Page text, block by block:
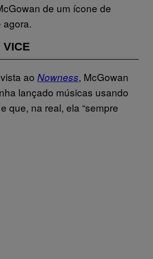
de um ícone de
agora.
VICE
ao Nowness, McGowan
lançado músicas usando
que, na real, ela “sempre